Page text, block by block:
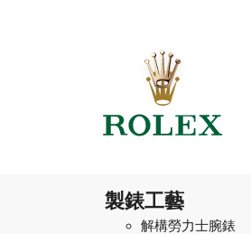
製錶工藝
解構勞力士腕錶